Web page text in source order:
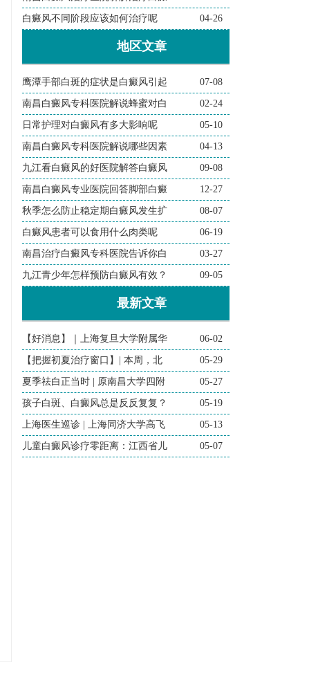
白癜风不同阶段应该如何治疗呢 04-26
地区文章
鹰潭手部白斑的症状是白癜风引起 07-08
南昌白癜风专科医院解说蜂蜜对白 02-24
日常护理对白癜风有多大影响呢 05-10
南昌白癜风专科医院解说哪些因素 04-13
九江看白癜风的好医院解答白癜风 09-08
南昌白癜风专业医院回答脚部白癜 12-27
秋季怎么防止稳定期白癜风发生扩 08-07
白癜风患者可以食用什么肉类呢 06-19
南昌治疗白癜风专科医院告诉你白 03-27
九江青少年怎样预防白癜风有效？ 09-05
最新文章
【好消息】｜上海复旦大学附属华 06-02
【把握初夏治疗窗口】| 本周，北 05-29
夏季祛白正当时 | 原南昌大学四附 05-27
孩子白斑、白癜风总是反反复复？ 05-19
上海医生巡诊 | 上海同济大学高飞 05-13
儿童白癜风诊疗零距离：江西省儿 05-07